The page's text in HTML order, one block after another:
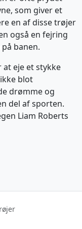
som giver et
en af disse trøjer
også en fejring
banen.
at eje et stykke
blot
drømme og
del af sporten.
Liam Roberts